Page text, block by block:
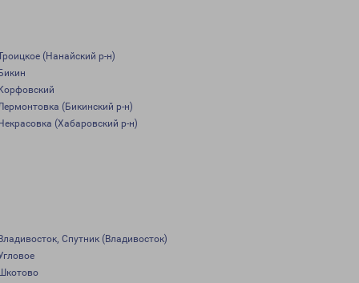
(Нанайский р-н)
(Бикинский р-н)
(Хабаровский р-н)
Спутник (Владивосток)